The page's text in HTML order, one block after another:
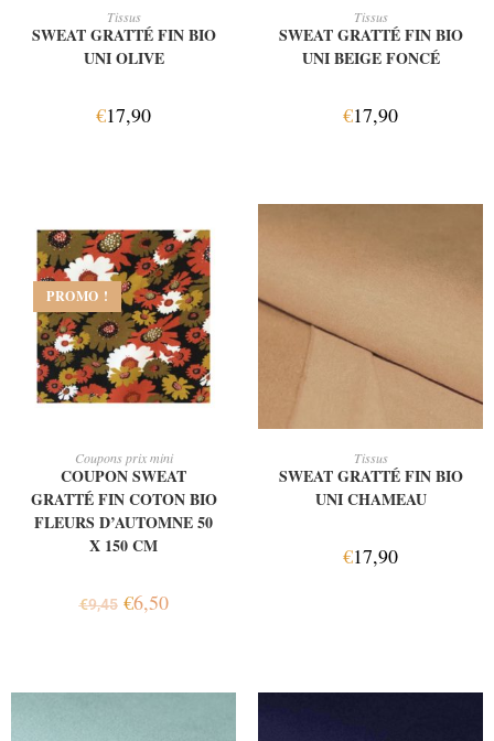
AJOUTER AU PANIER
Tissus
SWEAT GRATTÉ FIN BIO
UNI OLIVE
€17,90
AJOUTER AU PANIER
Tissus
SWEAT GRATTÉ FIN BIO
UNI BEIGE FONCÉ
€17,90
PROMO !
AJOUTER AU PANIER
Coupons prix mini
COUPON SWEAT
GRATTÉ FIN COTON BIO
FLEURS D’AUTOMNE 50
X 150 CM
€9,45 €6,50
AJOUTER AU PANIER
Tissus
SWEAT GRATTÉ FIN BIO
UNI CHAMEAU
€17,90